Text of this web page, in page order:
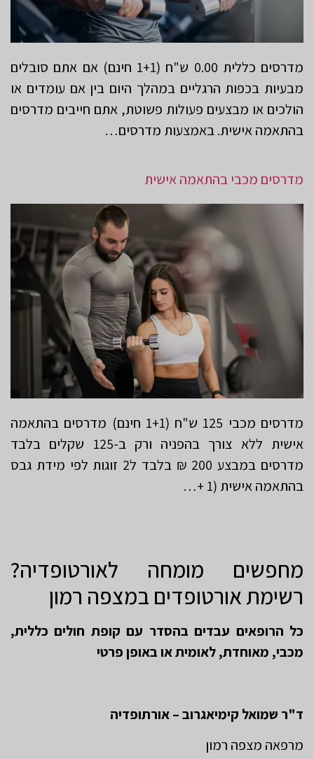
מדרסים כללית 0.00 ש"ח (1+1 חינם) אם אתם סובלים
מבעיות בכפות הרגליים במהלך היום בין אם עומדים או
הולכים או מבצעים פעולות פשוטת, אתם חייבים מדרסים
בהתאמה אישית. באמצעות מדרסים…
מדרסים מכבי בהתאמה אישית
מדרסים מכבי 125 ש"ח (1+1 חינם) מדרסים בהתאמה
אישית ללא צורך בהפניה ורק ב-125 שקלים בלבד
מדרסים במבצע 200 ₪ בלבד ל2 זוגות לפי מידת גבס
בהתאמה אישית (1 +…
מחפשים מומחה לאורטופדיה?
רשימת אורטופדים במצפה רמון
כל הרופאים עבדים בהסדר עם קופת חולים כללית,
מכבי, מאוחדת, לאומית או באופן פרטי
ד"ר שמואל קימיאגרוב – אורתופדיה
מרפאה מצפה רמון